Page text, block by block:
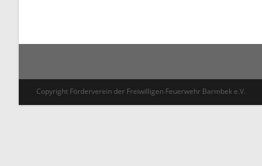
Copyright Förderverein der Freiwilligen Feuerwehr Barmbek e.V.